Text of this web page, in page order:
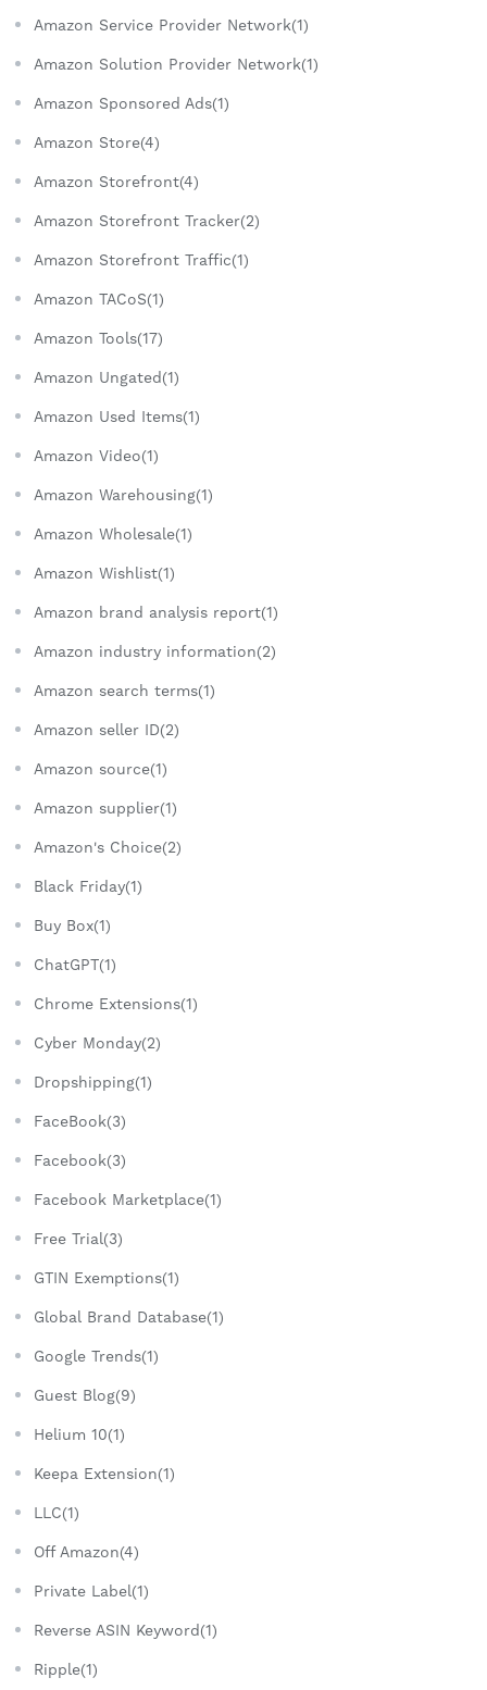
Amazon Service Provider Network(1)
Amazon Solution Provider Network(1)
Amazon Sponsored Ads(1)
Amazon Store(4)
Amazon Storefront(4)
Amazon Storefront Tracker(2)
Amazon Storefront Traffic(1)
Amazon TACoS(1)
Amazon Tools(17)
Amazon Ungated(1)
Amazon Used Items(1)
Amazon Video(1)
Amazon Warehousing(1)
Amazon Wholesale(1)
Amazon Wishlist(1)
Amazon brand analysis report(1)
Amazon industry information(2)
Amazon search terms(1)
Amazon seller ID(2)
Amazon source(1)
Amazon supplier(1)
Amazon's Choice(2)
Black Friday(1)
Buy Box(1)
ChatGPT(1)
Chrome Extensions(1)
Cyber Monday(2)
Dropshipping(1)
FaceBook(3)
Facebook(3)
Facebook Marketplace(1)
Free Trial(3)
GTIN Exemptions(1)
Global Brand Database(1)
Google Trends(1)
Guest Blog(9)
Helium 10(1)
Keepa Extension(1)
LLC(1)
Off Amazon(4)
Private Label(1)
Reverse ASIN Keyword(1)
Ripple(1)